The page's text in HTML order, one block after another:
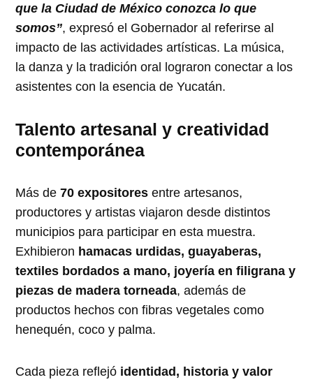
que la Ciudad de México conozca lo que
somos”, expresó el Gobernador al referirse al
impacto de las actividades artísticas. La música,
la danza y la tradición oral lograron conectar a los
asistentes con la esencia de Yucatán.
Talento artesanal y creatividad
contemporánea
Más de70 expositores entre artesanos,
productores y artistas viajaron desde distintos
municipios para participar en esta muestra.
Exhibieron hamacas urdidas, guayaberas,
textiles bordados a mano, joyería en filigrana y
piezas de madera torneada, además de
productos hechos con fibras vegetales como
henequén, coco y palma.
Cada pieza reflejó identidad, historia y valor